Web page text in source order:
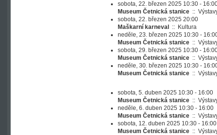
sobota, 22. březen 2025 10:30 -
Museum Četnická stanice ::
sobota, 22. březen 2025 20:00
Maškarní karneval
:: Kultura
neděle, 23. březen 2025 10:30 -
Museum Četnická stanice ::
sobota, 29. březen 2025 10:30 -
Museum Četnická stanice ::
neděle, 30. březen 2025 10:30 -
Museum Četnická stanice ::
sobota, 5. duben 2025 10:30 - 16:00
Museum Četnická stanice ::
neděle, 6. duben 2025 10:30 - 16:00
Museum Četnická stanice ::
sobota, 12. duben 2025 10:30 - 16:00
Museum Četnická stanice ::